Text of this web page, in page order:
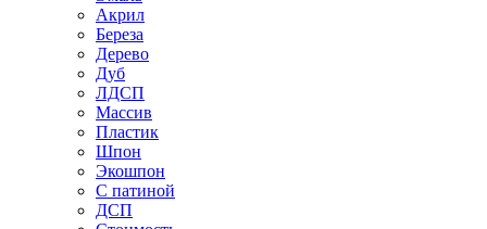
Акрил
Береза
Дерево
Дуб
ЛДСП
Массив
Пластик
Шпон
Экошпон
С патиной
ДСП